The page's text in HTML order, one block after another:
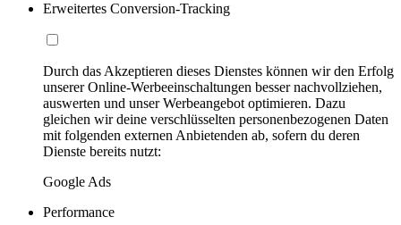
Erweitertes Conversion-Tracking
Durch das Akzeptieren dieses Dienstes können wir den Erfolg
unserer Online-Werbeeinschaltungen besser nachvollziehen,
auswerten und unser Werbeangebot optimieren. Dazu
gleichen wir deine verschlüsselten personenbezogenen Daten
mit folgenden externen Anbietenden ab, sofern du deren
Dienste bereits nutzt:
Google Ads
Performance